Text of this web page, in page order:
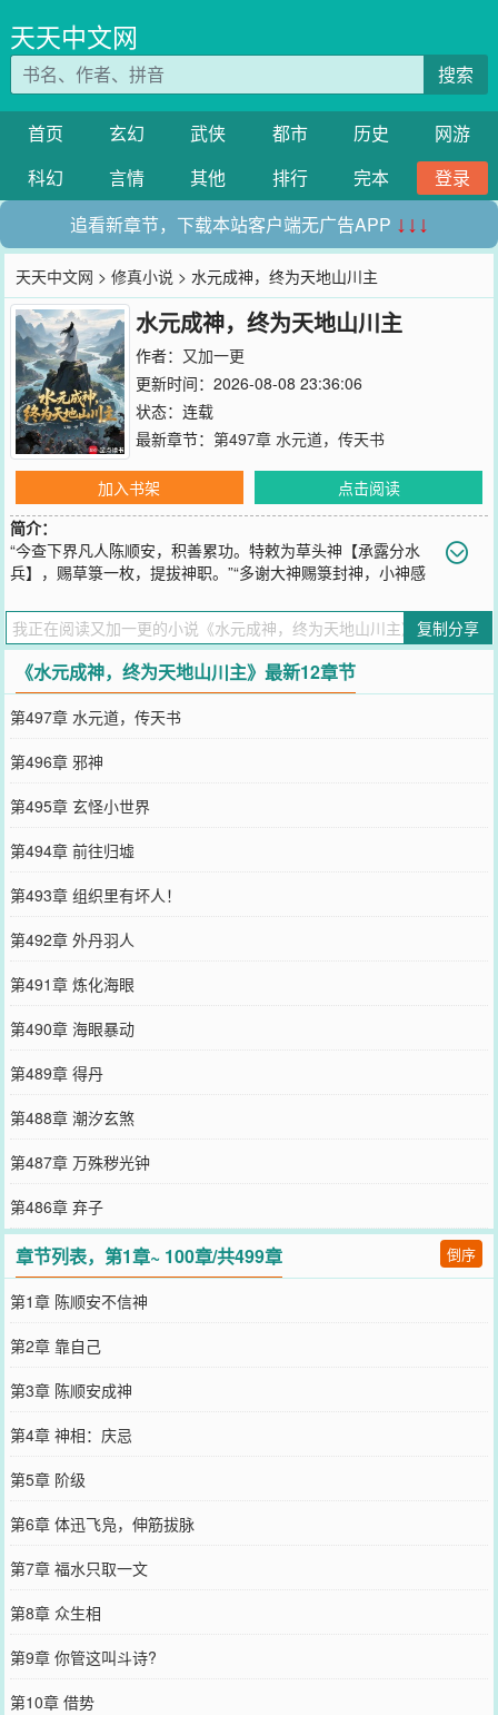
天天中文网
搜索
首页 玄幻 武侠 都市 历史
网游
科幻
言情 其他 排行 完本
登录
追看新章节，下载本站客户端无广告APP ↓↓↓
天天中文网 >修真小说 > 水元成神，终为天地山川主
水元成神，终为天地山川主
作者： 又加一更
更新时间：2026-08-08 23:36:06
状态：连载
最新章节： 第497章 水元道，传天书
加入书架
点击阅读
简介：
“今查下界凡人陈顺安，积善累功。特敕为草头神【承露分水
兵】，赐草箓一枚，提拔神职。”“多谢大神赐箓封神，小神感
陈顺安壮着胆子抬头，一看。说话的只是一则没有名号的神箓，位置
赫然空缺！陈顺安猛地瞪大了眼睛，心中升起一个极为大胆的想法！
他，一把抓住！“反正这水元大帝的缺位空着，没人领，那我来领
吧。”……东洲入关，以萨满妖力统御寰宇，白山子弟提摄朝纲，诸般
法脉纷纷败走。然国祚难久，时值王朝运终，末法乱世，妖异频发。
外有诸教携新式道统叩门，走私芙蓉香；内有会党聚众联盟，颠覆社
稷。三千左道八百旁门上门一百零八，龙虎金丹，无上正觉八宗，出
马顶神，文武普庵……法脉复归。五十而知天命的陈顺安，穿越此
界，奋斗大半生，也不过是京都井窝子一口苦水井的挑水夫，偶得一
卷【三元水官真灵宝诰】，掌天下之山川，封三元之水官。岁月轮
转，一切法皆如梦幻泡影。唯水运亨通，吾栖天地中。
您要是觉得《水元成神，终为天地山川主
您QQ群和微博微信里的朋友推荐哦！
复制分享
《水元成神，终为天地山川主》最新12章节
第497章 水元道，传天书
第496章 邪神
第495章 玄怪小世界
第494章 前往归墟
第493章 组织里有坏人！
第492章 外丹羽人
第491章 炼化海眼
第490章 海眼暴动
第489章 得丹
第488章 潮汐玄煞
第487章 万殊秽光钟
第486章 弃子
章节列表，第1章~ 100章/共499章 倒序
第1章 陈顺安不信神
第2章 靠自己
第3章 陈顺安成神
第4章 神相：庆忌
第5章 阶级
第6章 体迅飞凫，伸筋拔脉
第7章 福水只取一文
第8章 众生相
第9章 你管这叫斗诗?
第10章 借势